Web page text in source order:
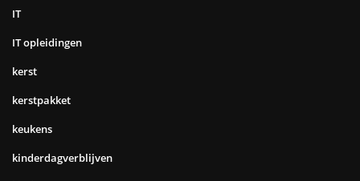
IT
IT opleidingen
kerst
kerstpakket
keukens
kinderdagverblijven